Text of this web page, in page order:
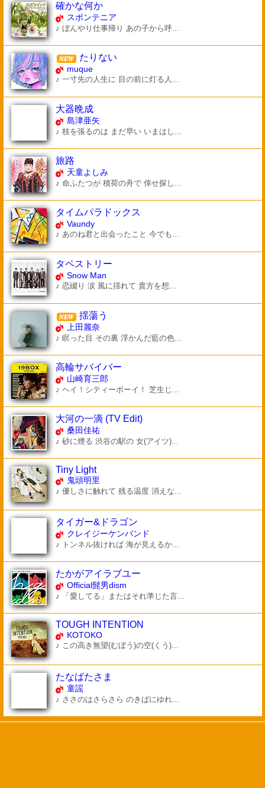
確かな何か
スポンテニア
♪ ぼんやり仕事帰り あの子から呼...
たりない
muque
♪ 一寸先の人生に 目の前に灯る人...
大器晩成
島津亜矢
♪ 枝を張るのは まだ早い いまはし...
旅路
天童よしみ
♪ 命ふたつが 積荷の舟で 倖せ探し...
タイムパラドックス
Vaundy
♪ あのね君と出会ったこと 今でも...
タペストリー
Snow Man
♪ 恋綴り 涙 風に揺れて 貴方を想...
揺蕩う
上田麗奈
♪ 瞑った目 その裏 浮かんだ藍の色...
高輪サバイバー
山崎育三郎
♪ ヘイ！シティーボーイ！ 芝生じ...
大河の一滴 (TV Edit)
桑田佳祐
♪ 砂に煙る 渋谷の駅の 女(アイツ)...
Tiny Light
鬼頭明里
♪ 優しさに触れて 残る温度 消えな...
タイガー&ドラゴン
クレイジーケンバンド
♪ トンネル抜ければ 海が見えるか...
たかがアイラブユー
Official髭男dism
♪ 「愛してる」またはそれ準じた言...
TOUGH INTENTION
KOTOKO
♪ この高き無望(むぼう)の空(くう)...
たなばたさま
童謡
♪ ささのはさらさら のきばにゆれ...